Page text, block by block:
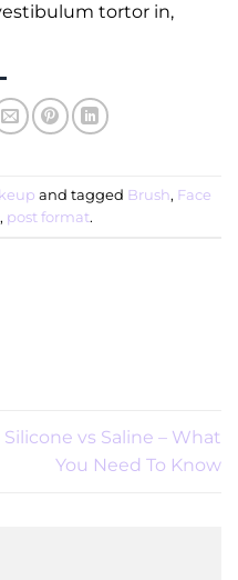
tortor in,
and tagged Brush, Face
, post format.
Silicone vs Saline – What
You Need To Know